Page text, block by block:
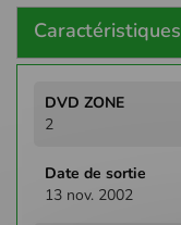
Caractéristiques
d'infos
2
13 nov. 2002